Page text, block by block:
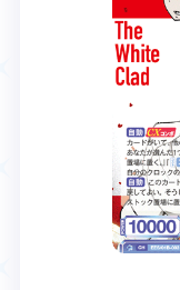
Rule /
ルール/Q&A